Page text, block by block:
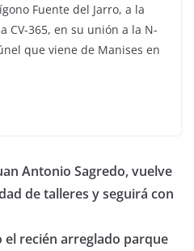
Fuente del Jarro, a la
CV-365, en su unión a la N-
que viene de Manises en
Antonio Sagredo, vuelve
de talleres y seguirá con
recién arreglado parque